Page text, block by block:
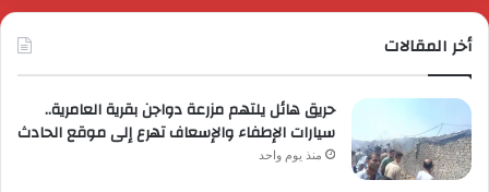
أخر المقالات
حريق هائل يلتهم مزرعة دواجن بقرية العامرية..
سيارات الإطفاء والإسعاف تهرع إلى موقع الحادث
منذ يوم واحد